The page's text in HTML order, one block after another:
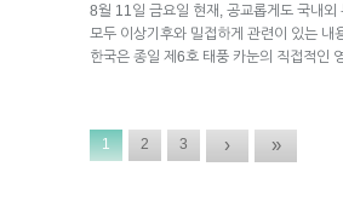
8월 11일 금요일 현재, 공교롭게도 국내외
모두 이상기후와 밀접하게 관련이 있는 내
한국은 종일 제6호 태풍 카눈의 직접적인
1 2 3 › »